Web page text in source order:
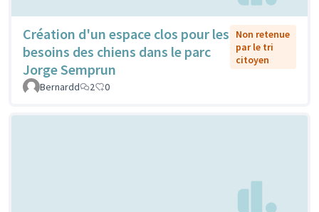
Création d'un espace clos pour les
besoins des chiens dans le parc
Jorge Semprun
Non retenue
par le tri
citoyen
Bernardd 2 0